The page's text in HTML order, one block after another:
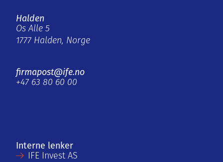
Halden
Os Alle 5
1777 Halden, Norge
firmapost@ife.no
+47 63 80 60 00
Interne lenker
IFE Invest AS